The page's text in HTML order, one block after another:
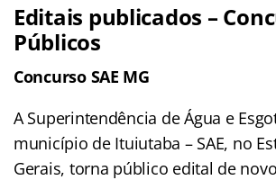
Editais publicados –
Públicos
Concurso SAE MG
A Superintendência de Água e
município de Ituiutaba – SAE, no
Gerais, torna público edital de